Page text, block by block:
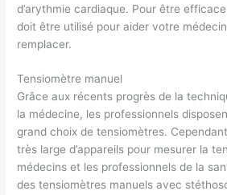
d’arythmie cardiaque. Pour être
doit être utilisé pour aider votre
remplacer.
Tensiomètre manuel
Grâce aux récents progrès de la
la médecine, les professionnels
grand choix de tensiomètres.
très large d’appareils pour mesurer la
médecins et les professionnels de la
des tensiomètres manuels avec